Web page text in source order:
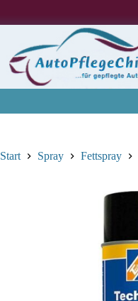
Start Spray Fettspray